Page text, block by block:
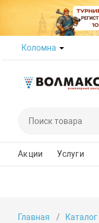
Коломна
Акции Услуги
Главная Каталог